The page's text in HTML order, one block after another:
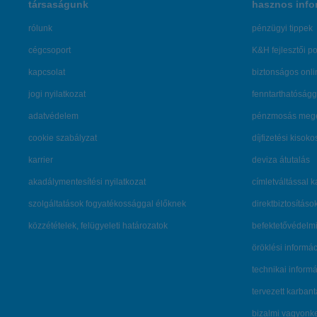
társaságunk
rólunk
cégcsoport
kapcsolat
jogi nyilatkozat
adatvédelem
cookie szabályzat
karrier
akadálymentesítési nyilatkozat
szolgáltatások fogyatékossággal élőknek
közzétételek, felügyeleti határozatok
hasznos
pénzügyi tippek
K&H fejlesztői
biztonságos
pénzmosás
díjfizetési
deviza átutalás
címletváltással
öröklési
technikai
tervezett
bizalmi